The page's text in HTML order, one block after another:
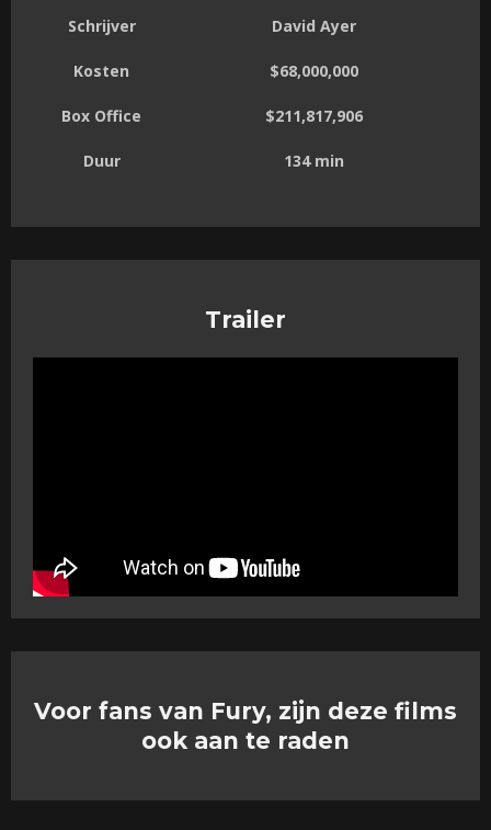
Schrijver David Ayer
Kosten $68,000,000
Box Office $211,817,906
Duur 134 min
Trailer
Voor fans van Fury, zijn deze films
ook aan te raden